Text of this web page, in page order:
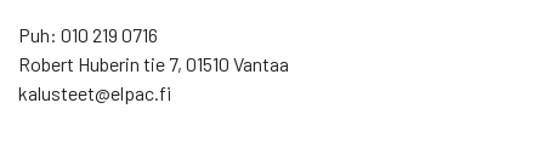
Puh: 010 219 0716
Robert Huberin tie 7, 01510 Vantaa
kalusteet@elpac.fi